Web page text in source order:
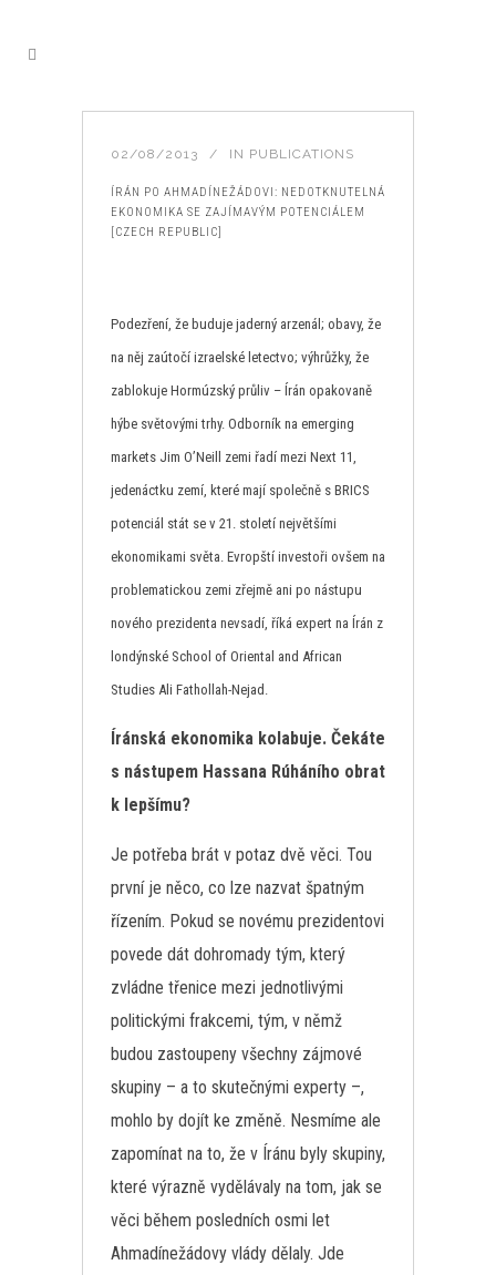
02/08/2013 IN PUBLICATIONS
ÍRÁN PO AHMADÍNEŽÁDOVI: NEDOTKNUTELNÁ
EKONOMIKA SE ZAJÍMAVÝM POTENCIÁLEM
[CZECH REPUBLIC]
Podezření, že buduje jaderný arzenál; obavy, že
na něj zaútočí izraelské letectvo; výhrůžky, že
zablokuje Hormúzský průliv – Írán opakovaně
hýbe světovými trhy. Odborník na emerging
markets Jim O’Neill zemi řadí mezi Next 11,
jedenáctku zemí, které mají společně s BRICS
potenciál stát se v 21. století největšími
ekonomikami světa. Evropští investoři ovšem na
problematickou zemi zřejmě ani po nástupu
nového prezidenta nevsadí, říká expert na Írán z
londýnské School of Oriental and African
Studies Ali Fathollah-Nejad.
Íránská ekonomika kolabuje. Čekáte
s nástupem Hassana Rúháního obrat
k lepšímu?
Je potřeba brát v potaz dvě věci. Tou
první je něco, co lze nazvat špatným
řízením. Pokud se novému prezidentovi
povede dát dohromady tým, který
zvládne třenice mezi jednotlivými
politickými frakcemi, tým, v němž
budou zastoupeny všechny zájmové
skupiny – a to skutečnými experty –,
mohlo by dojít ke změně. Nesmíme ale
zapomínat na to, že v Íránu byly skupiny,
které výrazně vydělávaly na tom, jak se
věci během posledních osmi let
Ahmadínežádovy vlády dělaly. Jde